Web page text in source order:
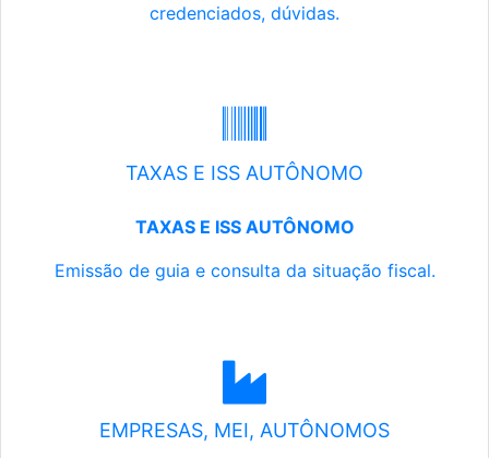
credenciados, dúvidas.
TAXAS E ISS AUTÔNOMO
TAXAS E ISS AUTÔNOMO
Emissão de guia e consulta da situação fiscal.
EMPRESAS, MEI, AUTÔNOMOS